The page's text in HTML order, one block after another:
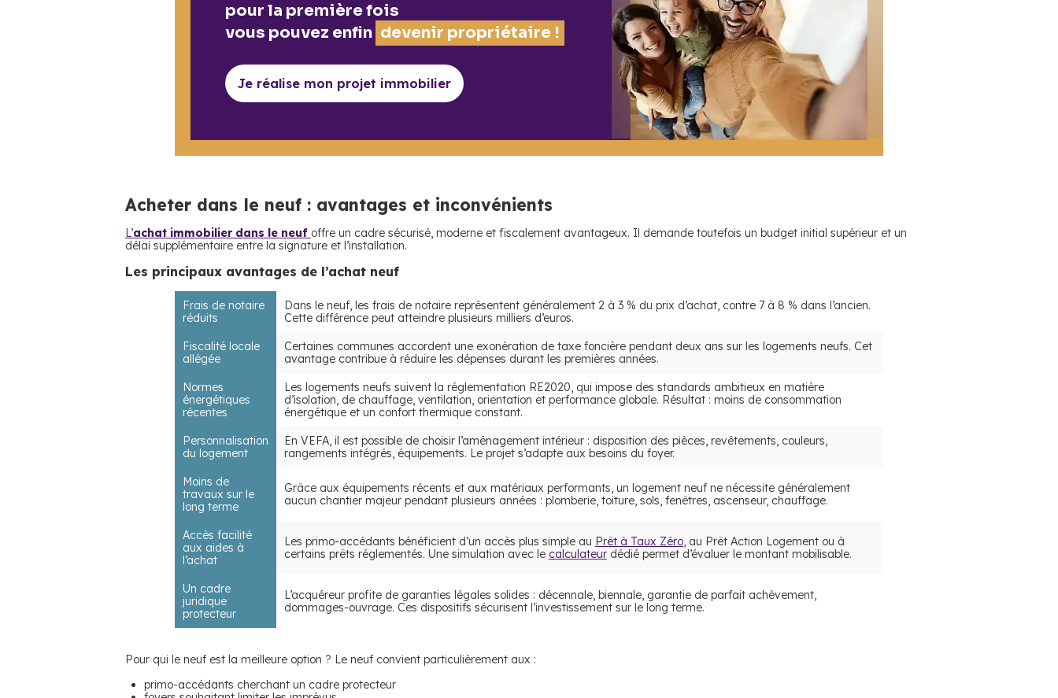
pour la première fois
vous pouvez enfin devenir propriétaire !
Je réalise mon projet immobilier
Acheter dans le neuf : avantages et inconvénients
L’achat immobilier dans le neuf offre un cadre sécurisé, moderne et fiscalement avantageux. Il demande toutefois un budget initial supérieur et un
délai supplémentaire entre la signature et l’installation.
Les principaux avantages de l’achat neuf
Frais de notaire
réduits
Dans le neuf, les frais de notaire représentent généralement 2 à 3 % du prix d’achat, contre 7 à 8 % dans l’ancien.
Cette différence peut atteindre plusieurs milliers d’euros.
Fiscalité locale
allégée
Certaines communes accordent une exonération de taxe foncière pendant deux ans sur les logements neufs. Cet
avantage contribue à réduire les dépenses durant les premières années.
Normes
énergétiques
récentes
Les logements neufs suivent la réglementation RE2020, qui impose des standards ambitieux en matière
d’isolation, de chauffage, ventilation, orientation et performance globale. Résultat : moins de consommation
énergétique et un confort thermique constant.
Personnalisation
du logement
En VEFA, il est possible de choisir l’aménagement intérieur : disposition des pièces, revêtements, couleurs,
rangements intégrés, équipements. Le projet s’adapte aux besoins du foyer.
Moins de
travaux sur le
long terme
Grâce aux équipements récents et aux matériaux performants, un logement neuf ne nécessite généralement
aucun chantier majeur pendant plusieurs années : plomberie, toiture, sols, fenêtres, ascenseur, chauffage.
Accès facilité
aux aides à
l’achat
Les primo-accédants bénéficient d’un accès plus simple au Prêt à Taux Zéro, au Prêt Action Logement ou à
certains prêts réglementés. Une simulation avec le calculateur dédié permet d’évaluer le montant mobilisable.
Un cadre
juridique
protecteur
L’acquéreur profite de garanties légales solides : décennale, biennale, garantie de parfait achèvement,
dommages-ouvrage. Ces dispositifs sécurisent l’investissement sur le long terme.
Pour qui le neuf est la meilleure option ? Le neuf convient particulièrement aux :
primo-accédants cherchant un cadre protecteur